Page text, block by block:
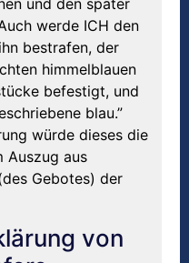
werde ICH den
bestrafen, der
himmelblauen
befestigt, und
blau.”
würde dieses die
Auszug aus
Gebotes) der
von